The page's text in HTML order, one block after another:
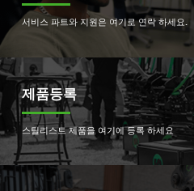
서비스 파트와 지원은 여기로 연락 하세요.
제품등록
스틸리스트 제품을 여기에 등록 하세요